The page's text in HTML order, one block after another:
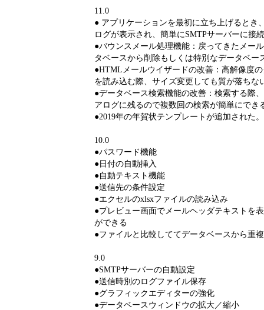
11.0
● アプリケーションを最初に立ち上げるとき
ログが表示され、簡単にSMTPサーバーに接
●バウンスメール処理機能：戻ってきたメー
タベースから削除もしくは特別なデータベー
●HTMLメールウイザードの改善：高解像度
を読み込む際、サイズ変更しても質が落ちな
●データベース検索機能の改善：検索する際
アログに残るので複数回の検索が簡単にでき
●2019年の年賀状テンプレートが追加された。
10.0
●パスワード機能
●日付の自動挿入
●自動テキスト機能
●送信先の条件設定
●エクセルのxlsxファイルの読み込み
●プレビュー画面でメールヘッダテキストを
ができる
●ファイルと比較しててデータベースから重
9.0
●SMTPサーバーの自動設定
●送信時別のログファイル保存
●グラフィックエディターの強化
●データベースウィンドウの拡大／縮小